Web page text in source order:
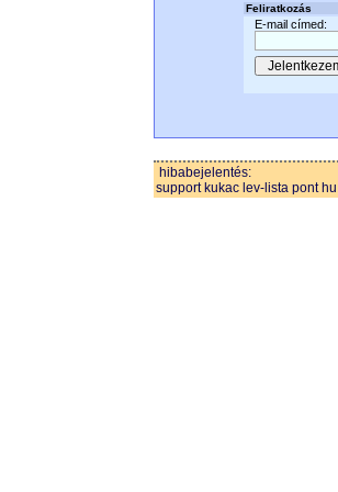
Feliratkozás
E-mail címed:
hibabejelentés:
support kukac lev-lista pont hu